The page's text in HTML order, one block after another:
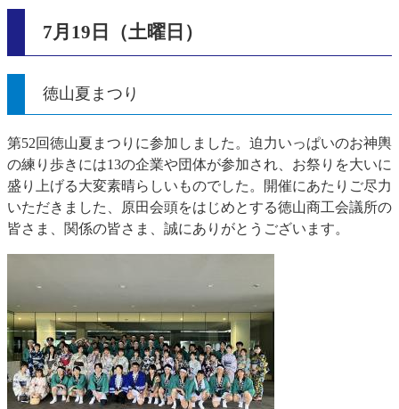
7月19日（土曜日）
徳山夏まつり
第52回徳山夏まつりに参加しました。迫力いっぱいのお神輿
の練り歩きには13の企業や団体が参加され、お祭りを大いに
盛り上げる大変素晴らしいものでした。開催にあたりご尽力
いただきました、原田会頭をはじめとする徳山商工会議所の
皆さま、関係の皆さま、誠にありがとうございます。